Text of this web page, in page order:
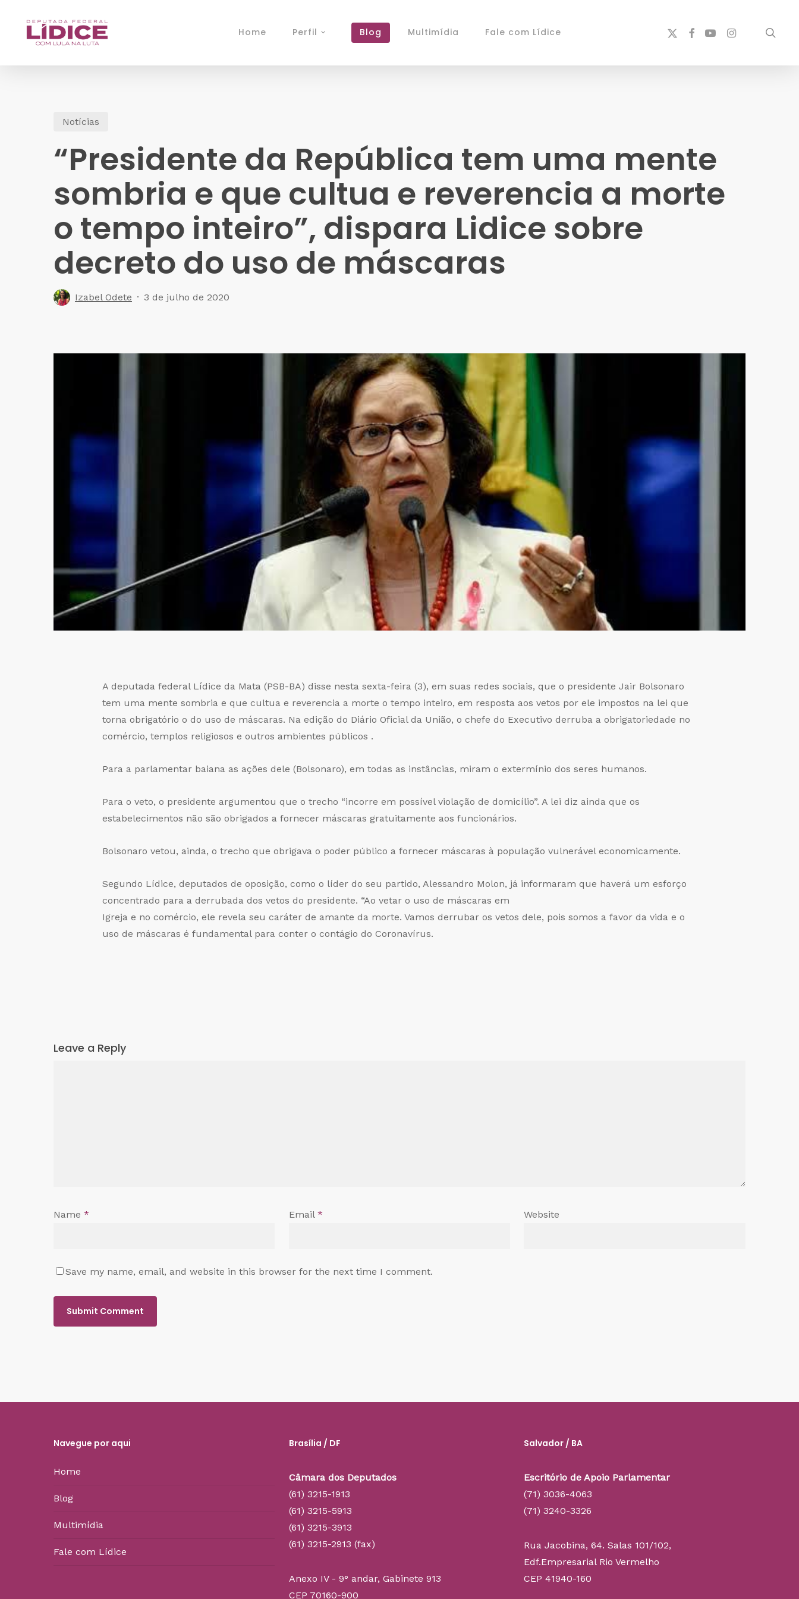
Home Perfil Blog Multimídia Fale com Lídice
x-
facebook
youtubeinstagram
Notícias
“Presidente da República tem uma mente
sombria e que cultua e reverencia a morte
o tempo inteiro”, dispara Lidice sobre
decreto do uso de máscaras
Izabel Odete 3 de julho de 2020
A deputada federal Lídice da Mata (PSB-BA) disse nesta sexta-feira (3), em suas redes sociais, que o presidente Jair Bolsonaro
tem uma mente sombria e que cultua e reverencia a morte o tempo inteiro, em resposta aos vetos por ele impostos na lei que
torna obrigatório o do uso de máscaras. Na edição do Diário Oficial da União, o chefe do Executivo derruba a obrigatoriedade no
comércio, templos religiosos e outros ambientes públicos .
Para a parlamentar baiana as ações dele (Bolsonaro), em todas as instâncias, miram o extermínio dos seres humanos.
Para o veto, o presidente argumentou que o trecho “incorre em possível violação de domicílio”. A lei diz ainda que os
estabelecimentos não são obrigados a fornecer máscaras gratuitamente aos funcionários.
Bolsonaro vetou, ainda, o trecho que obrigava o poder público a fornecer máscaras à população vulnerável economicamente.
Segundo Lídice, deputados de oposição, como o líder do seu partido, Alessandro Molon, já informaram que haverá um esforço
concentrado para a derrubada dos vetos do presidente. “Ao vetar o uso de máscaras em
Igreja e no comércio, ele revela seu caráter de amante da morte. Vamos derrubar os vetos dele, pois somos a favor da vida e o
uso de máscaras é fundamental para conter o contágio do Coronavírus.
Leave a Reply
Name * Email * Website
Save my name, email, and website in this browser for the next time I comment.
Navegue por aqui
Home
Blog
Multimídia
Fale com Lídice
Brasília / DF
Câmara dos Deputados
(61) 3215-1913
(61) 3215-5913
(61) 3215-3913
(61) 3215-2913 (fax)
Anexo IV - 9° andar, Gabinete 913
CEP 70160-900
Salvador / BA
Escritório de Apoio Parlamentar
(71) 3036-4063
(71) 3240-3326
Rua Jacobina, 64. Salas 101/102,
Edf.Empresarial Rio Vermelho
CEP 41940-160